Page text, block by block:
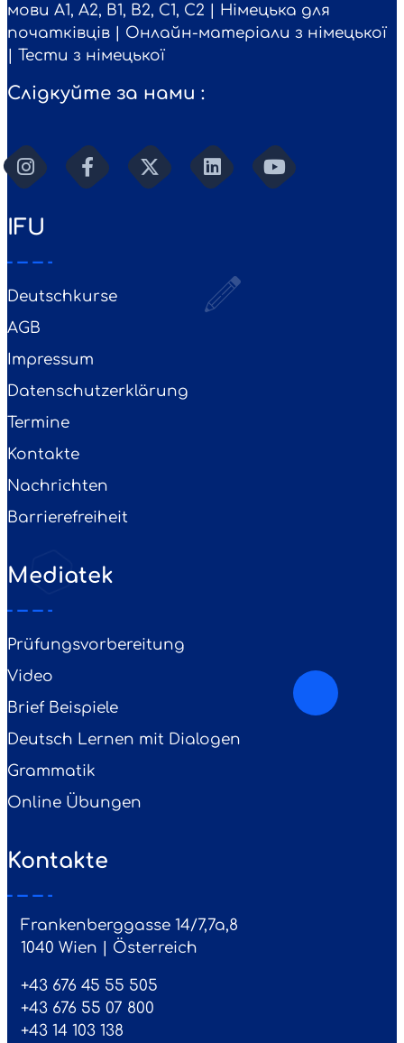
мови A1, A2, B1, B2, C1, C2 | Німецька для
початківців | Онлайн-матеріали з німецької
| Тести з німецької
Слідкуйте за нами :
IFU
Deutschkurse
AGB
Impressum
Datenschutzerklärung
Termine
Kontakte
Nachrichten
Barrierefreiheit
Mediatek
Prüfungsvorbereitung
Video
Brief Beispiele
Deutsch Lernen mit Dialogen
Grammatik
Online Übungen
Kontakte
Frankenberggasse 14/7,7a,8
1040 Wien | Österreich
+43 676 45 55 505
+43 676 55 07 800
‎+43 14 103 138